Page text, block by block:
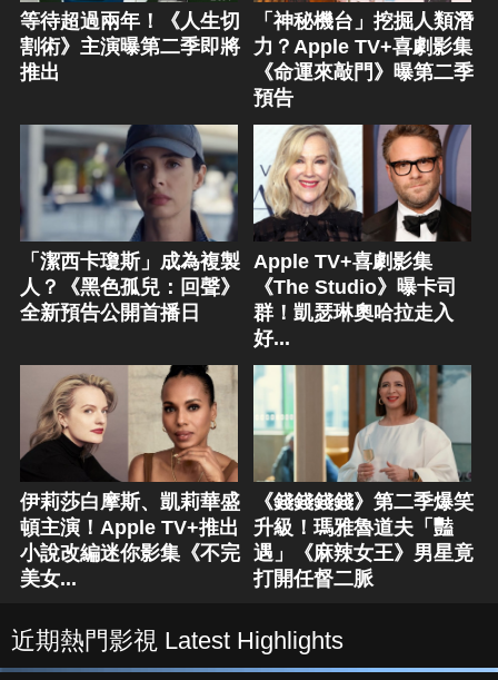
等待超過兩年！《人生切
割術》主演曝第二季即將
推出
「神秘機台」挖掘人類潛
力？Apple TV+喜劇影集
《命運來敲門》曝第二季
預告
「潔西卡瓊斯」成為複製
人？《黑色孤兒：回聲》
全新預告公開首播日
Apple TV+喜劇影集
《The Studio》曝卡司
群！凱瑟琳奧哈拉走入
好...
伊莉莎白摩斯、凱莉華盛
頓主演！Apple TV+推出
小說改編迷你影集《不完
美女...
《錢錢錢錢》第二季爆笑
升級！瑪雅魯道夫「豔
遇」《麻辣女王》男星竟
打開任督二脈
近期熱門影視 Latest Highlights